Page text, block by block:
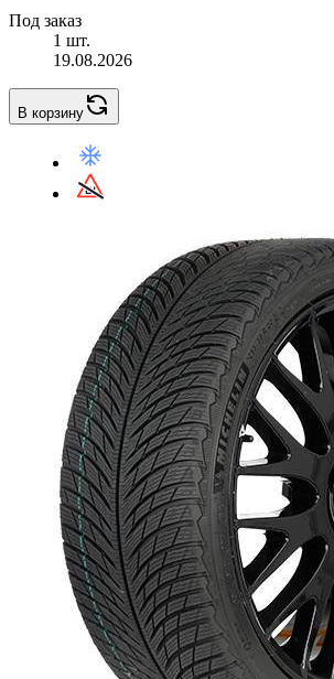
Под заказ
1 шт.
19.08.2026
В корзину